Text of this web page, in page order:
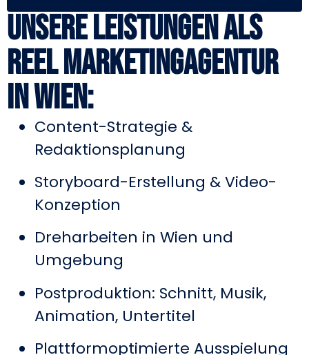
Unsere Leistungen als
Reel Marketingagentur
in Wien:
Content-Strategie &
Redaktionsplanung
Storyboard-Erstellung & Video-
Konzeption
Dreharbeiten in Wien und
Umgebung
Postproduktion: Schnitt, Musik,
Animation, Untertitel
Plattformoptimierte Ausspielung